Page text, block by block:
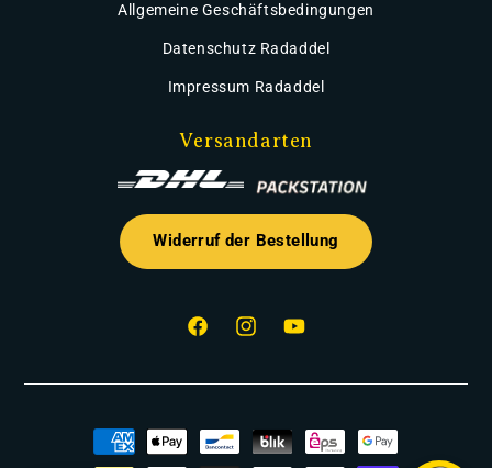
Allgemeine Geschäftsbedingungen
Datenschutz Radaddel
Impressum Radaddel
Versandarten
Widerruf der Bestellung
FacebookInstagramYouTube
Zahlungsmethoden